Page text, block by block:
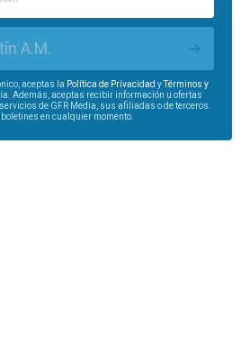
A.M.
aceptas la Política de Privacidad yTérminos y
Además, aceptas recibir información u ofertas
de GFR Media, sus afiliadas o de terceros.
en cualquier momento.